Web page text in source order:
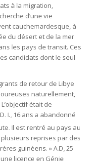
à la migration,
d’une vie
cauchemardesque, à
du désert et de la mer
les pays de transit. Ces
candidats dont le seul
de retour de Libye
naturellement,
était de
I., 16 ans a abandonné
Il est rentré au pays au
reprises par des
guinéens. » A.D, 25
licence en Génie